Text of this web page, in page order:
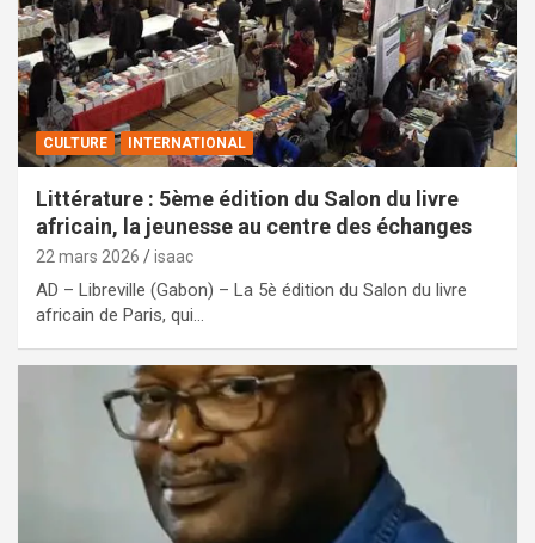
CULTURE INTERNATIONAL
Littérature : 5ème édition du Salon du livre
africain, la jeunesse au centre des échanges
22 mars 2026 isaac
AD – Libreville (Gabon) – La 5è édition du Salon du livre
africain de Paris, qui…